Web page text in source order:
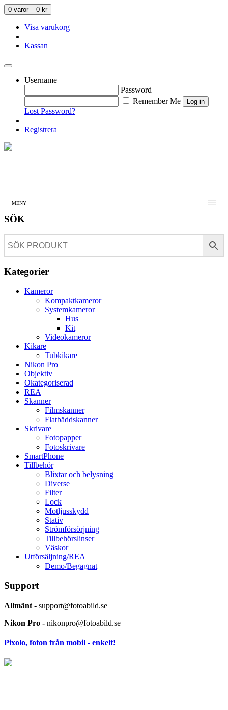
0 varor – 0 kr
Visa varukorg
Kassan
Username
Password
Remember Me
Lost Password?
Registrera
MENY
SÖK
Kategorier
Kameror
Kompaktkameror
Systemkameror
Hus
Kit
Videokameror
Kikare
Tubkikare
Nikon Pro
Objektiv
Okategoriserad
REA
Skanner
Filmskanner
Flatbäddskanner
Skrivare
Fotopapper
Fotoskrivare
SmartPhone
Tillbehör
Blixtar och belysning
Diverse
Filter
Lock
Motljusskydd
Stativ
Strömförsörjning
Tillbehörslinser
Väskor
Utförsäljning/REA
Demo/Begagnat
Support
Allmänt - support@fotoabild.se
Nikon Pro - nikonpro@fotoabild.se
Pixolo, foton från mobil - enkelt!